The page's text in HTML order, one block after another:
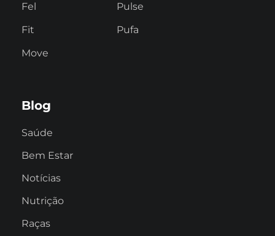
Fel
Fit
Move
Pulse
Pufa
Blog
Saúde
Bem Estar
Notícias
Nutrição
Raças